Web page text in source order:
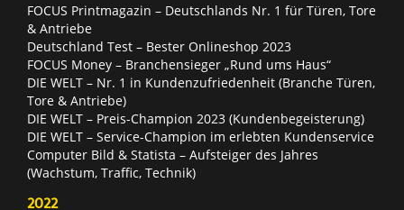
FOCUS Printmagazin – Deutschlands Nr. 1 für Türen, Tore
& Antriebe
Deutschland Test – Bester Onlineshop 2023
FOCUS Money – Branchensieger „Rund ums Haus“
DIE WELT – Nr. 1 in Kundenzufriedenheit (Branche Türen,
Tore & Antriebe)
DIE WELT – Preis-Champion 2023 (Kundenbegeisterung)
DIE WELT – Service-Champion im erlebten Kundenservice
Computer Bild & Statista – Aufsteiger des Jahres
(Wachstum, Traffic, Technik)
2022